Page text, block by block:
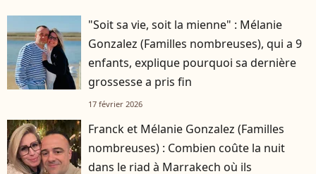
"Soit sa vie, soit la mienne" : Mélanie
Gonzalez (Familles nombreuses), qui a 9
enfants, explique pourquoi sa dernière
grossesse a pris fin
17 février 2026
Franck et Mélanie Gonzalez (Familles
nombreuses) : Combien coûte la nuit
dans le riad à Marrakech où ils